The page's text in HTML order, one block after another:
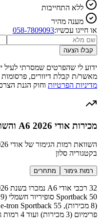
ללא התחייבות
מענה מהיר
או חייגו עכשיו:058-7809093
קבלו הצעה
ידוע לי שהפרטים שמסרתי לעיל
מאשר/ת קבלת דיוורים, פרסומות
מדיניות הפרטיות וחוק הגנת
מכירות אודי A6 2026 והשוואה למתחרים
בקטגוריה סלון
רמות גימור מתחרים
פרימיום (3 מכירות) ועוד 4 רמות גימור נוספות.